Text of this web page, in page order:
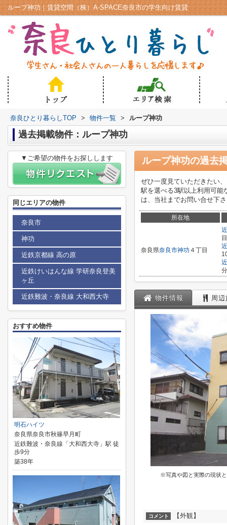
ループ神功｜賃貸空間（株）A-SPACE奈良市の学生向け賃貸
奈良ひとり暮らしTOP > 物件一覧 > ループ神功
過去掲載物件：ループ神功
ループ神功の過去
ぜひ一度見ていただきたい
駅を選べる3駅以上利用可能
は、当社までお問い合せ下
所在地
奈良県奈良市神功 ４丁目
物件情報 周
※写真や図と実際の現状
コメント 【外観】
▼ご希望の物件をお探しします
同じエリアの物件
奈良市
神功
近鉄京都線 高の原
近鉄けいはんな線 学研奈良登美
ヶ丘
近鉄難波・奈良線 大和西大寺
おすすめ物件
明石ハイツ
奈良県奈良市秋篠早月町
近鉄難波・奈良線「大和西大寺」駅 徒
歩9分
築38年